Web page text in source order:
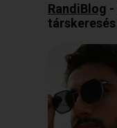
RandiBlog -
társkeresés